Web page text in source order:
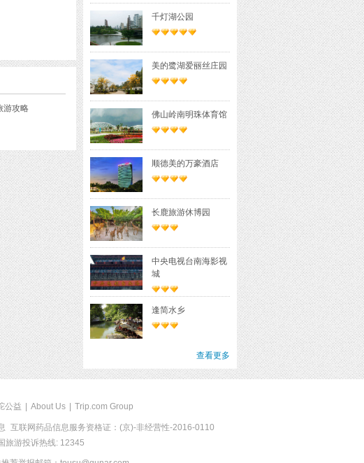
游攻略
千灯湖公园
美的鹭湖爱丽丝庄园
佛山岭南明珠体育馆
顺德美的万豪酒店
长鹿旅游休博园
中央电视台南海影视
城
逢简水乡
查看更多
公益 About Us Trip.com Group
互联网药品信息服务资格证：(京)-非经营性-2016-0110
旅游投诉热线: 12345